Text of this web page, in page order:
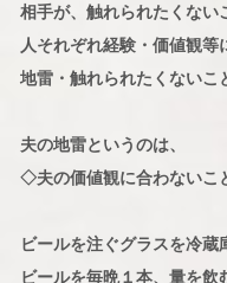
相手が、触れられたくない
人それぞれ経験・価値観等
地雷・触れられたくないこ
夫の地雷というのは、
◇夫の価値観に合わないこ
ビールを注ぐグラスを冷蔵
ビールを毎晩１本、量を飲